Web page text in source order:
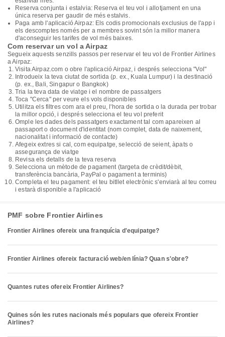
Reserva conjunta i estalvia: Reserva el teu vol i allotjament en una
única reserva per gaudir de més estalvis.
Paga amb l'aplicació Airpaz: Els codis promocionals exclusius de l'app i
els descomptes només per a membres sovint són la millor manera
d'aconseguir les tarifes de vol més baixes.
Com reservar un vol a Airpaz
Segueix aquests senzills passos per reservar el teu vol de Frontier Airlines
a Airpaz:
Visita Airpaz.com o obre l'aplicació Airpaz, i després selecciona "Vol"
Introdueix la teva ciutat de sortida (p. ex., Kuala Lumpur) i la destinació
(p. ex., Bali, Singapur o Bangkok)
Tria la teva data de viatge i el nombre de passatgers
Toca "Cerca" per veure els vols disponibles
Utilitza els filtres com ara el preu, l'hora de sortida o la durada per trobar
la millor opció, i després selecciona el teu vol preferit
Omple les dades dels passatgers exactament tal com apareixen al
passaport o document d'identitat (nom complet, data de naixement,
nacionalitat i informació de contacte)
Afegeix extres si cal, com equipatge, selecció de seient, àpats o
assegurança de viatge
Revisa els detalls de la teva reserva
Selecciona un mètode de pagament (targeta de crèdit/dèbit,
transferència bancària, PayPal o pagament a terminis)
Completa el teu pagament: el teu bitllet electrònic s'enviarà al teu correu
i estarà disponible a l'aplicació
PMF sobre Frontier Airlines
Frontier Airlines ofereix una franquícia d'equipatge?
Frontier Airlines ofereix facturació web/en línia? Quan s'obre?
Quantes rutes ofereix Frontier Airlines?
Quines són les rutes nacionals més populars que ofereix Frontier
Airlines?